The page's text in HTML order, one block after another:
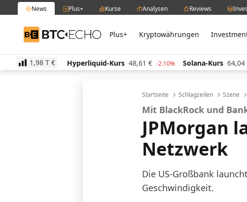
News Plus+ Kurse Analysen Reviews
BTC-ECHO Plus+ Kryptowährungen
1,98 T €
-1.00% Hyperliquid-Kurs 48,61 € -2.10% Solana-Kurs 64,04 € -0.20%
Startseite Schlagzeilen Szene
Mit BlackRock und
JPMorgan
Netzwerk
Die US-Großbank
Geschwindigkeit.